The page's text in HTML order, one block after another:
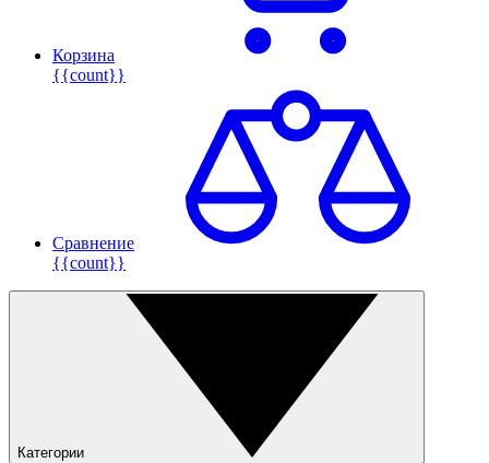
Корзина
{{count}}
Сравнение
{{count}}
Категории